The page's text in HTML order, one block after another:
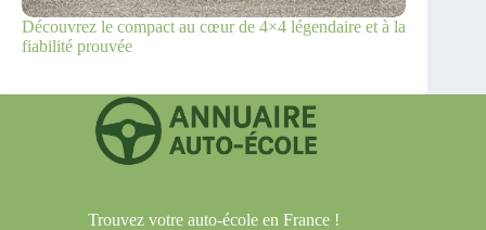
Découvrez le compact au cœur de 4×4 légendaire et à la
fiabilité prouvée
Trouvez votre auto-école en France !